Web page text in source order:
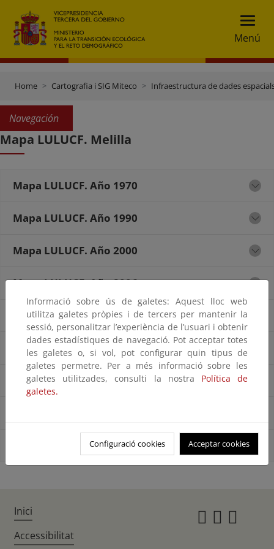
Menú
Home Cartografia i SIG Miteco Infraestructura de dades
Navegación
Mapa LULUCF. Melilla
Mapa LULUCF. Año 1970
Mapa LULUCF. Año 1990
Mapa LULUCF. Año 2000
Mapa LULUCF. Año 2006
Mapa LULUCF. Año 2009
Mapa LULUCF. Año 2012
Mapa LULUCF. Año 2015
Mapa LULUCF. Año 2021
Informació sobre ús de galetes: Aquest lloc web
utilitza galetes pròpies i de tercers per mantenir la
sessió, personalitzar l’experiència de l’usuari i obtenir
dades estadístiques de navegació. Pot acceptar totes
les galetes o, si vol, pot configurar quin tipus de
galetes permetre. Per a més informació sobre les
galetes utilitzades, consulti la nostra Política de
galetes.
Configuració cookies Acceptar cookies
Inici
Accessibilitat